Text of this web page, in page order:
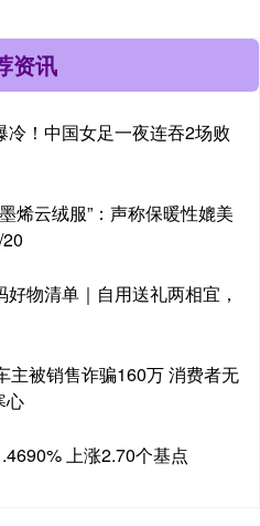
资讯
！中国女足一夜连吞2场败
烯云绒服”：声称保暖性媲美
物清单｜自用送礼两相宜，
主被销售诈骗160万 消费者无
心
上涨2.70个基点